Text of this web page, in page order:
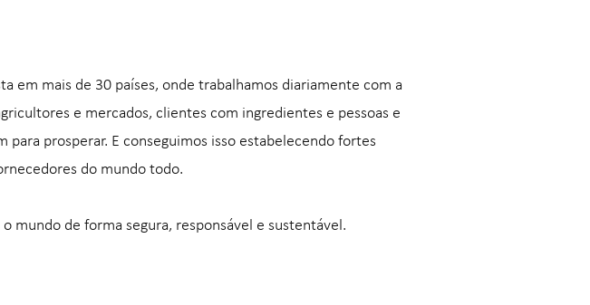
em mais de 30 países, onde trabalhamos diariamente com a
e mercados, clientes com ingredientes e pessoas e
para prosperar. E conseguimos isso estabelecendo fortes
do mundo todo.
mundo de forma segura, responsável e sustentável.